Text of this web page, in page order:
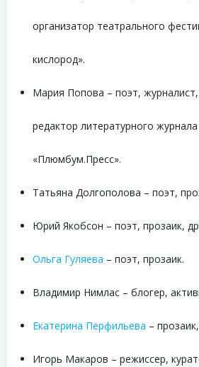
организатор театрального
кислород».
Мария Попова – поэт,
редактор литературного журнала
«Плюмбум.Пресс».
Татьяна Долгополова – поэт,
Юрий Якобсон – поэт, прозаик,
Ольга Гуляева – поэт, прозаик.
Владимир Нимлас – блогер,
Екатерина Перфильева –
Игорь Макаров – режиссер,